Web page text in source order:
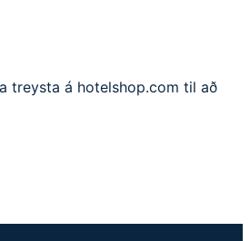
treysta á hotelshop.com til að